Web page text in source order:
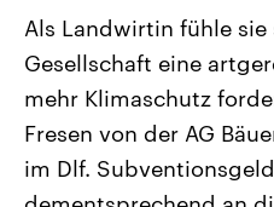
Landtagswahl Sachsen-Anhalt
2026
Alle Informationen
Sachsen-Anhalt wählt am 6.
September 2026 einen neuen
Landtag. Seit 2021 wird das
Bundesland von einer
Als Landwirtin fühle
Gesellschaft eine
mehr Klimaschutz
Fresen von der AG
im Dlf.